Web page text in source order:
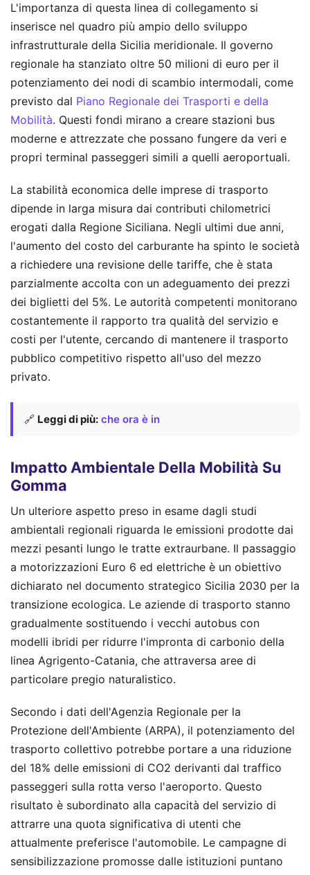
L'importanza di questa linea di collegamento si
inserisce nel quadro più ampio dello sviluppo
infrastrutturale della Sicilia meridionale. Il governo
regionale ha stanziato oltre 50 milioni di euro per il
potenziamento dei nodi di scambio intermodali, come
previsto dal Piano Regionale dei Trasporti e della
Mobilità. Questi fondi mirano a creare stazioni bus
moderne e attrezzate che possano fungere da veri e
propri terminal passeggeri simili a quelli aeroportuali.
La stabilità economica delle imprese di trasporto
dipende in larga misura dai contributi chilometrici
erogati dalla Regione Siciliana. Negli ultimi due anni,
l'aumento del costo del carburante ha spinto le società
a richiedere una revisione delle tariffe, che è stata
parzialmente accolta con un adeguamento dei prezzi
dei biglietti del 5%. Le autorità competenti monitorano
costantemente il rapporto tra qualità del servizio e
costi per l'utente, cercando di mantenere il trasporto
pubblico competitivo rispetto all'uso del mezzo
privato.
🔗 Leggi di più: che ora è in
Impatto Ambientale Della Mobilità Su
Gomma
Un ulteriore aspetto preso in esame dagli studi
ambientali regionali riguarda le emissioni prodotte dai
mezzi pesanti lungo le tratte extraurbane. Il passaggio
a motorizzazioni Euro 6 ed elettriche è un obiettivo
dichiarato nel documento strategico Sicilia 2030 per la
transizione ecologica. Le aziende di trasporto stanno
gradualmente sostituendo i vecchi autobus con
modelli ibridi per ridurre l'impronta di carbonio della
linea Agrigento-Catania, che attraversa aree di
particolare pregio naturalistico.
Secondo i dati dell'Agenzia Regionale per la
Protezione dell'Ambiente (ARPA), il potenziamento del
trasporto collettivo potrebbe portare a una riduzione
del 18% delle emissioni di CO2 derivanti dal traffico
passeggeri sulla rotta verso l'aeroporto. Questo
risultato è subordinato alla capacità del servizio di
attrarre una quota significativa di utenti che
attualmente preferisce l'automobile. Le campagne di
sensibilizzazione promosse dalle istituzioni puntano